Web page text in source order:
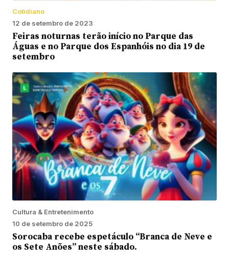
Cotidiano
12 de setembro de 2023
Feiras noturnas terão início no Parque das
Águas e no Parque dos Espanhóis no dia 19 de
setembro
Cultura & Entretenimento
10 de setembro de 2025
Sorocaba recebe espetáculo “Branca de Neve e
os Sete Anões” neste sábado.